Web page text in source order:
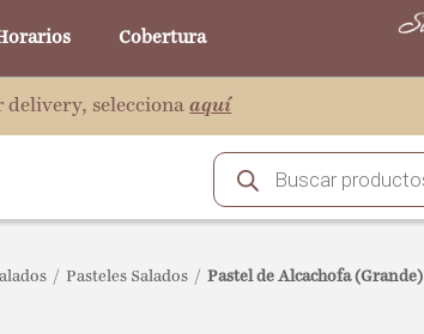
Cobertura
delivery, seleccionaaquí
/ Pasteles Salados / Pastel de Alcachofa (Grande)